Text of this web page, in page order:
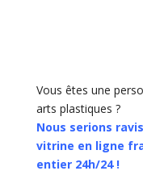
Vous êtes une
arts plastiques ?
Nous serions
vitrine en ligne
entier 24h/24 !